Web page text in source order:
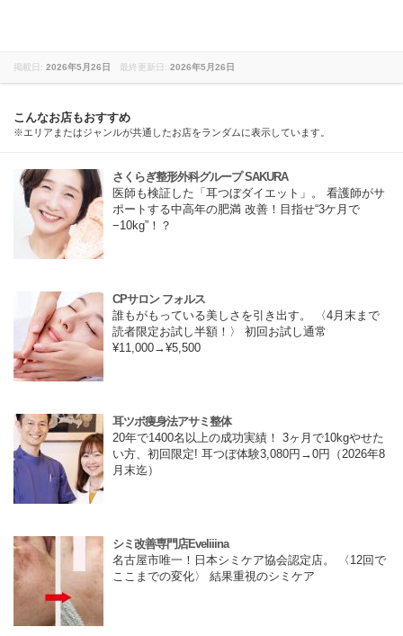
掲載日: 2026年5月26日 最終更新日: 2026年5月26日
こんなお店もおすすめ
※エリアまたはジャンルが共通したお店をランダムに表示しています。
さくらぎ整形外科グループ SAKURA
医師も検証した「耳つぼダイエット」。 看護師がサ
ポートする中高年の肥満 改善！目指せ“3ケ月で
−10kg”！？
CPサロン フォルス
誰もがもっている美しさを引き出す。 〈4月末まで
読者限定お試し半額！〉 初回お試し通常
¥11,000→¥5,500
耳ツボ痩身法アサミ整体
20年で1400名以上の成功実績！ 3ヶ月で10kgやせた
い方、初回限定! 耳つぼ体験3,080円→0円（2026年8
月末迄）
シミ改善専門店Eveliiina
名古屋市唯一！日本シミケア協会認定店。 〈12回で
ここまでの変化〉 結果重視のシミケア